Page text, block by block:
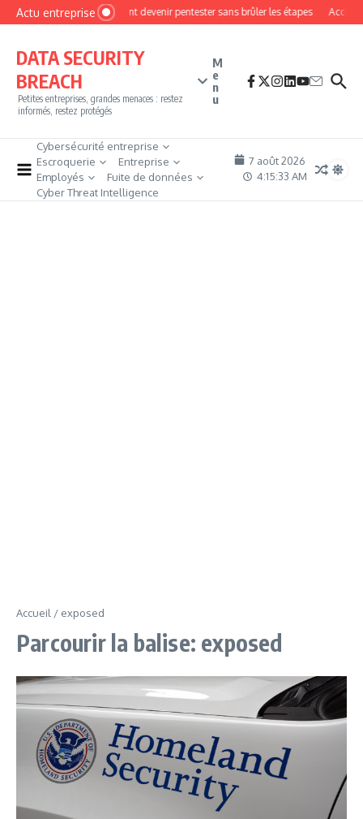
Aller au contenu
Actu entrepriseComment devenir pentester sans brûler les étapes Accès
DATA SECURITY
BREACH
Petites entreprises, grandes menaces : restez
informés, restez protégés
M
e
n
u
Cybersécurité entreprise
Escroquerie
Entreprise
Employés
Fuite de données
Cyber Threat Intelligence
7 août 2026
4:15:33 AM
Accueil / exposed
Parcourir la balise: exposed